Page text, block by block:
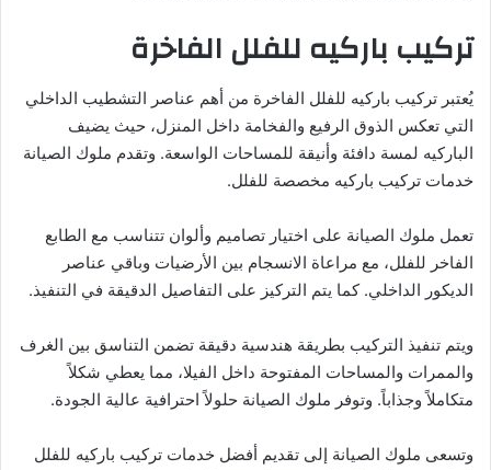
تركيب باركيه للفلل الفاخرة
يُعتبر تركيب باركيه للفلل الفاخرة من أهم عناصر التشطيب الداخلي
التي تعكس الذوق الرفيع والفخامة داخل المنزل، حيث يضيف
الباركيه لمسة دافئة وأنيقة للمساحات الواسعة. وتقدم ملوك الصيانة
خدمات تركيب باركيه مخصصة للفلل.
تعمل ملوك الصيانة على اختيار تصاميم وألوان تتناسب مع الطابع
الفاخر للفلل، مع مراعاة الانسجام بين الأرضيات وباقي عناصر
الديكور الداخلي. كما يتم التركيز على التفاصيل الدقيقة في التنفيذ.
ويتم تنفيذ التركيب بطريقة هندسية دقيقة تضمن التناسق بين الغرف
والممرات والمساحات المفتوحة داخل الفيلا، مما يعطي شكلاً
متكاملاً وجذاباً. وتوفر ملوك الصيانة حلولاً احترافية عالية الجودة.
وتسعى ملوك الصيانة إلى تقديم أفضل خدمات تركيب باركيه للفلل